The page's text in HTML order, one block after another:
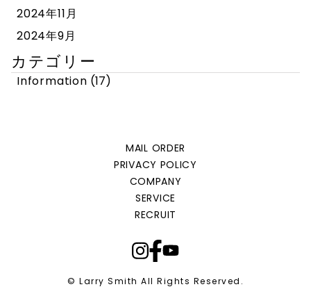
2024年11月
2024年9月
カテゴリー
Information (17)
MAIL ORDER
PRIVACY POLICY
COMPANY
SERVICE
RECRUIT
© Larry Smith All Rights Reserved.